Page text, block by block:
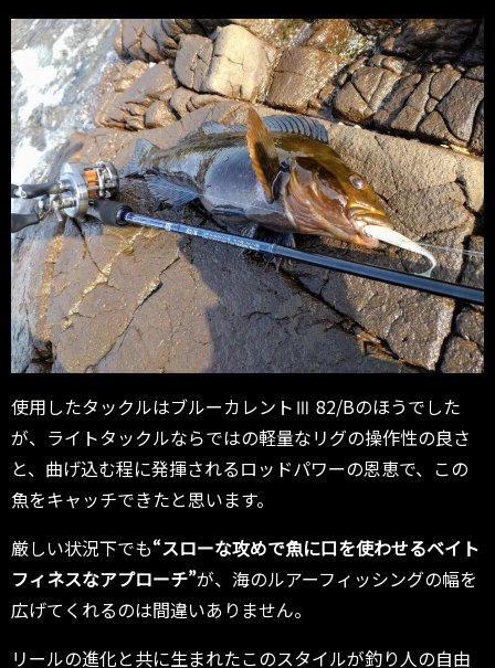
使用したタックルはブルーカレントⅢ 82/Bのほうでした
が、ライトタックルならではの軽量なリグの操作性の良さ
と、曲げ込む程に発揮されるロッドパワーの恩恵で、この
魚をキャッチできたと思います。
厳しい状況下でも“スローな攻めで魚に口を使わせるベイト
フィネスなアプローチ”が、海のルアーフィッシングの幅を
広げてくれるのは間違いありません。
リールの進化と共に生まれたこのスタイルが釣り人の自由